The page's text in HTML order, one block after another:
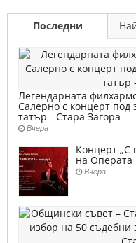
Последни
Легендарната
Салерно с концерт под
татър - Стара Загора
Вчера
Концерт „С
на Операта
Вчера